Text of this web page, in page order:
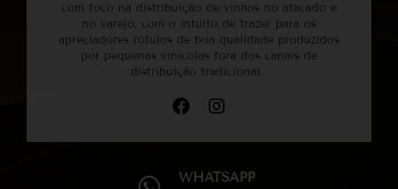
com foco na distribuição de vinhos no atacado e
no varejo, com o intuito de trazer para os
apreciadores rótulos de boa qualidade produzidos
por pequenas vinícolas fora dos canais de
distribuição tradicional.
WHATSAPP